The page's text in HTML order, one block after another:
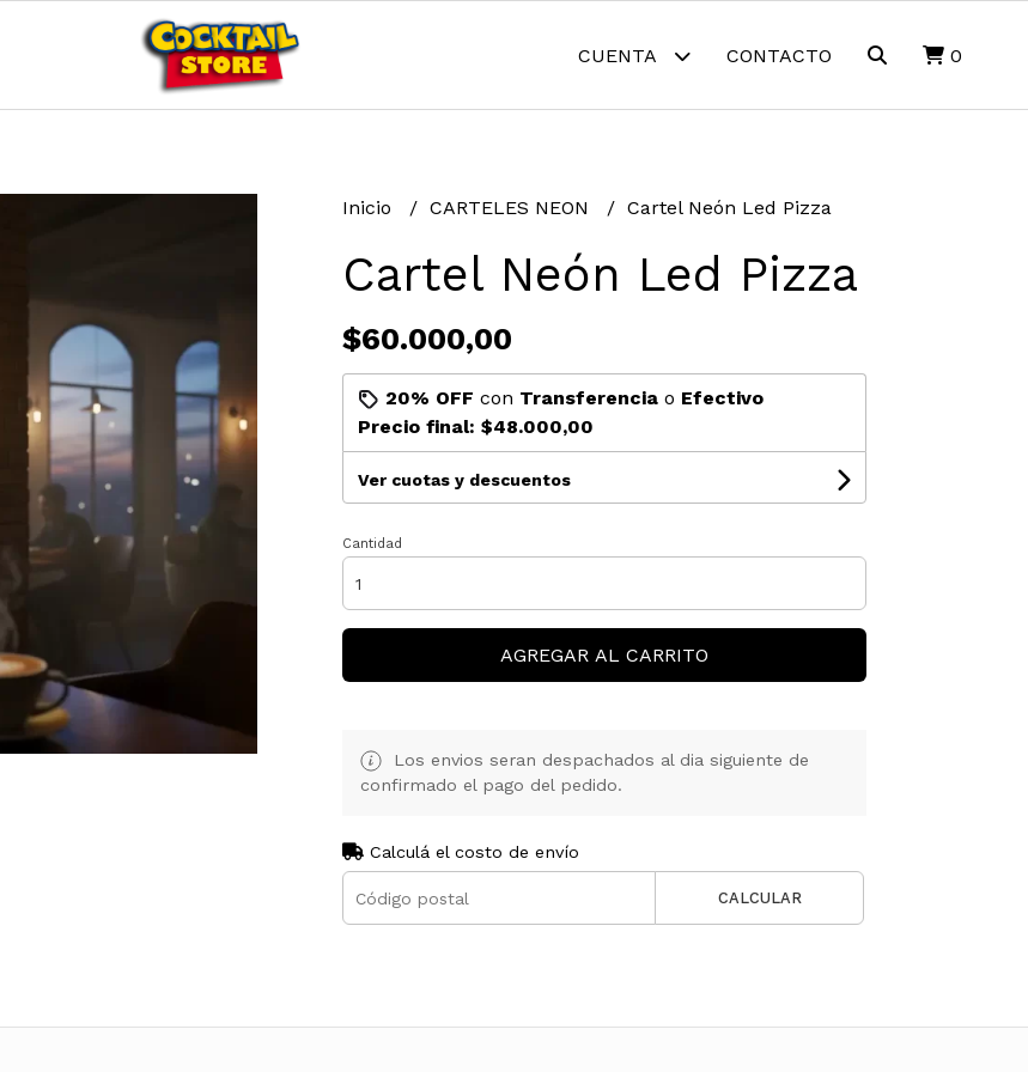
CUENTA CONTACTO 0
Inicio CARTELES NEON Cartel Neón Led Pizza
Cartel Neón Led Pizza
$60.000,00
20% OFF con Transferenciao Efectivo
Precio final: $48.000,00
Ver cuotas y descuentos
Cantidad
AGREGAR AL CARRITO
Los envios seran despachados al dia siguiente de
confirmado el pago del pedido.
Calculá el costo de envío
CALCULAR